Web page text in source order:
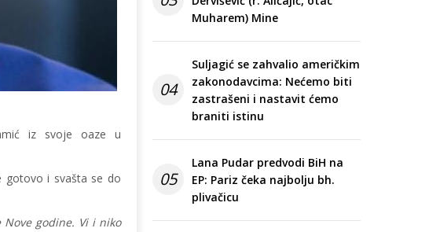
iz svoje oaze u
gotovo i svašta se do
godine. Vi i niko
Muharem) Mine
04
Suljagić se zahvalio američkim
zakonodavcima: Nećemo biti
zastrašeni i nastavit ćemo
braniti istinu
05
Lana Pudar predvodi BiH na
EP: Pariz čeka najbolju bh.
plivačicu